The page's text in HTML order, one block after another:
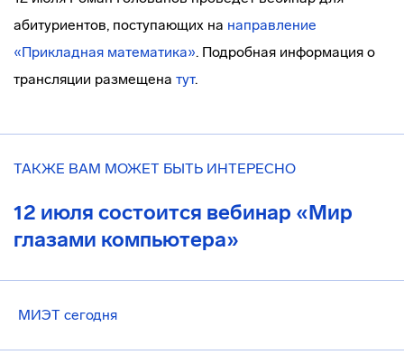
абитуриентов, поступающих на направление
«Прикладная математика». Подробная информация о
трансляции размещена тут.
ТАКЖЕ ВАМ МОЖЕТ БЫТЬ ИНТЕРЕСНО
12 июля состоится вебинар «Мир
глазами компьютера»
МИЭТ сегодня